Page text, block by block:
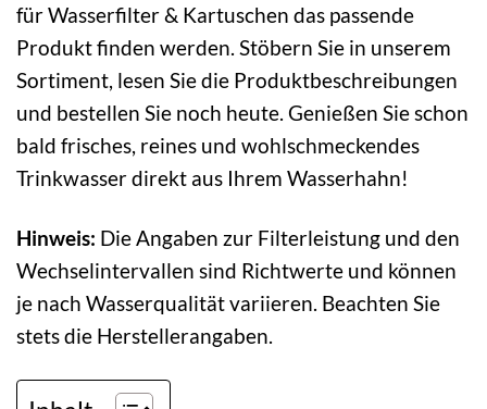
für Wasserfilter & Kartuschen das passende
Produkt finden werden. Stöbern Sie in unserem
Sortiment, lesen Sie die Produktbeschreibungen
und bestellen Sie noch heute. Genießen Sie schon
bald frisches, reines und wohlschmeckendes
Trinkwasser direkt aus Ihrem Wasserhahn!
Hinweis: Die Angaben zur Filterleistung und den
Wechselintervallen sind Richtwerte und können
je nach Wasserqualität variieren. Beachten Sie
stets die Herstellerangaben.